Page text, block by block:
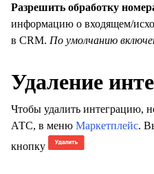
Разрешить обработку
информацию о входящем/
в CRM. По умолчанию
Удаление
Чтобы удалить интеграцию,
АТС, в меню Маркетплейс.
кнопку